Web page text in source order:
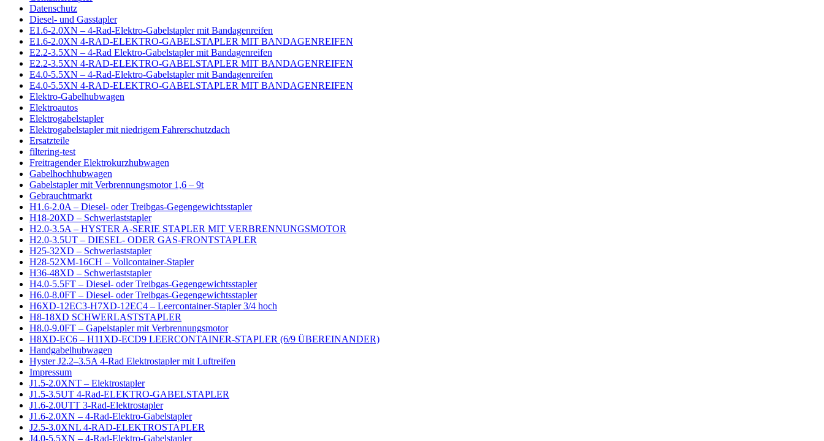
Datenschutz
Diesel- und Gasstapler
E1.6-2.0XN – 4-Rad-Elektro-Gabelstapler mit Bandagenreifen
E1.6-2.0XN 4-RAD-ELEKTRO-GABELSTAPLER MIT BANDAGENREIFEN
E2.2-3.5XN – 4-Rad Elektro-Gabelstapler mit Bandagenreifen
E2.2-3.5XN 4-RAD-ELEKTRO-GABELSTAPLER MIT BANDAGENREIFEN
E4.0-5.5XN – 4-Rad-Elektro-Gabelstapler mit Bandagenreifen
E4.0-5.5XN 4-RAD-ELEKTRO-GABELSTAPLER MIT BANDAGENREIFEN
Elektro-Gabelhubwagen
Elektroautos
Elektrogabelstapler
Elektrogabelstapler mit niedrigem Fahrerschutzdach
Ersatzteile
filtering-test
Freitragender Elektrokurzhubwagen
Gabelhochhubwagen
Gabelstapler mit Verbrennungsmotor 1,6 – 9t
Gebrauchtmarkt
H1.6-2.0A – Diesel- oder Treibgas-Gegengewichtsstapler
H18-20XD – Schwerlaststapler
H2.0-3.5A – HYSTER A-SERIE STAPLER MIT VERBRENNUNGSMOTOR
H2.0-3.5UT – DIESEL- ODER GAS-FRONTSTAPLER
H25-32XD – Schwerlaststapler
H28-52XM-16CH – Vollcontainer-Stapler
H36-48XD – Schwerlaststapler
H4.0-5.5FT – Diesel- oder Treibgas-Gegengewichtsstapler
H6.0-8.0FT – Diesel- oder Treibgas-Gegengewichtsstapler
H6XD-12EC3-H7XD-12EC4 – Leercontainer-Stapler 3/4 hoch
H8-18XD SCHWERLASTSTAPLER
H8.0-9.0FT – Gapelstapler mit Verbrennungsmotor
H8XD-EC6 – H11XD-ECD9 LEERCONTAINER-STAPLER (6/9 ÜBEREINANDER)
Handgabelhubwagen
Hyster J2.2–3.5A 4-Rad Elektrostapler mit Luftreifen
Impressum
J1.5-2.0XNT – Elektrostapler
J1.5-3.5UT 4-Rad-ELEKTRO-GABELSTAPLER
J1.6-2.0UTT 3-Rad-Elektrostapler
J1.6-2.0XN – 4-Rad-Elektro-Gabelstapler
J2.5-3.0XNL 4-RAD-ELEKTROSTAPLER
J4.0-5.5XN – 4-Rad-Elektro-Gabelstapler